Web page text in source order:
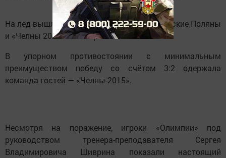
На лед вышли команда «Олимпия» пгт Камские Поляны
и «Челны 2015» г. Набережные Челны.
В упорном противостоянии с минимальным
преимуществом победу со счётом 3:2 одержала
команда гостей — «Челны-2015».
Несмотря на поражение, игроки «Олимпии» под
руководством тренера-преподавателя Сергея
Владимировича Шиврина показали настоящий